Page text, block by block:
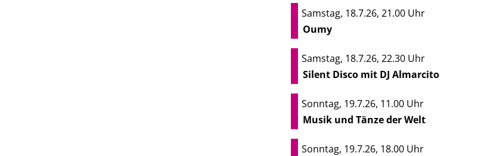
Samstag, 18.7.26, 21.00 Uhr
Oumy
Samstag, 18.7.26, 22.30 Uhr
Silent Disco mit DJ Almarcito
Sonntag, 19.7.26, 11.00 Uhr
Musik und Tänze der Welt
Sonntag, 19.7.26, 18.00 Uhr